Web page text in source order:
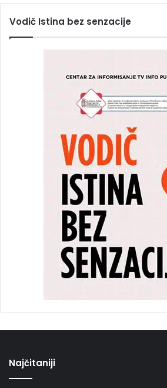
Vodič Istina bez senzacije
Najčitaniji